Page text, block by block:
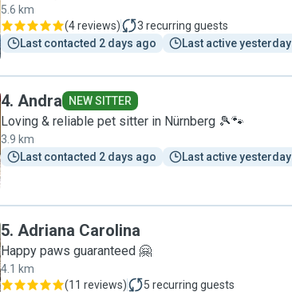
5.6 km
(4 reviews) 3 recurring guests
Last contacted 2 days ago
Last active yesterday
4. Andra NEW SITTER
Loving & reliable pet sitter in Nürnberg 🎾🐾
3.9 km
Last contacted 2 days ago
Last active yesterday
5. Adriana Carolina
Happy paws guaranteed 🤗
4.1 km
(11 reviews) 5 recurring guests